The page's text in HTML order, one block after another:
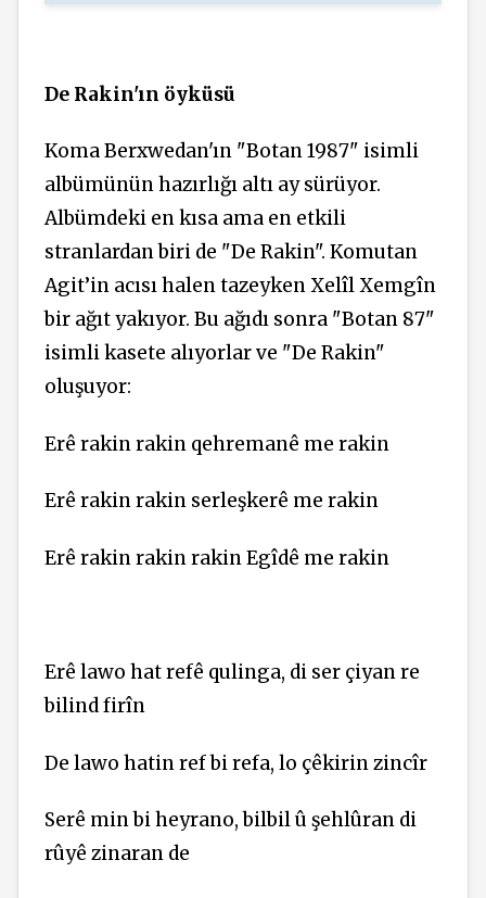
De Rakin'ın öyküsü
Koma Berxwedan'ın "Botan 1987" isimli
albümünün hazırlığı altı ay sürüyor.
Albümdeki en kısa ama en etkili
stranlardan biri de "De Rakin". Komutan
Agit’in acısı halen tazeyken Xelîl Xemgîn
bir ağıt yakıyor. Bu ağıdı sonra "Botan 87"
isimli kasete alıyorlar ve "De Rakin"
oluşuyor:
Erê rakin rakin qehremanê me rakin
Erê rakin rakin serleşkerê me rakin
Erê rakin rakin rakin Egîdê me rakin
Erê lawo hat refê qulinga, di ser çiyan re
bilind firîn
De lawo hatin ref bi refa, lo çêkirin zincîr
Serê min bi heyrano, bilbil û şehlûran di
rûyê zinaran de